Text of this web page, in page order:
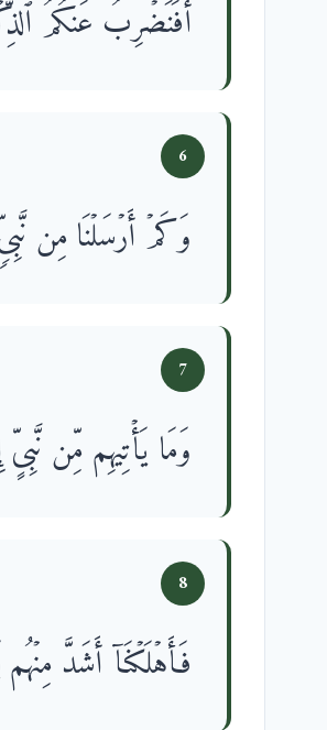
أَفَنَضۡرِبُ عَنكُمُ
6
وَكَمۡ أَرۡسَلۡنَا مِن
7
وَمَا یَأۡتِیهِم مِّن نَّبِیٍّ
8
فَأَهۡلَكۡنَاۤ أَشَدَّ